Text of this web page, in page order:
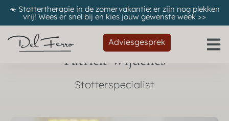
☀️ Stottertherapie in de zomervakantie: er zijn nog plekken
vrij! Wees er snel bij en kies jouw gewenste week >>
Adviesgesprek
Patrick Wijdenes
Stotterspecialist